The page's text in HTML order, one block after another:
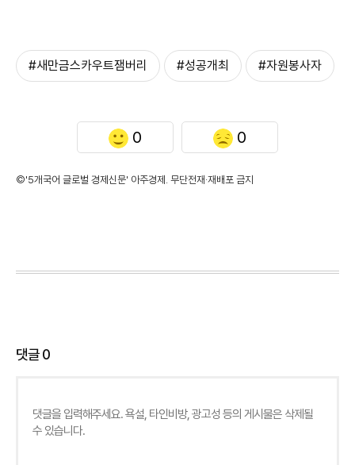
#새만금스카우트잼버리 #성공개최 #자원봉사자
0 0
©'5개국어 글로벌 경제신문' 아주경제. 무단전재·재배포 금지
댓글0